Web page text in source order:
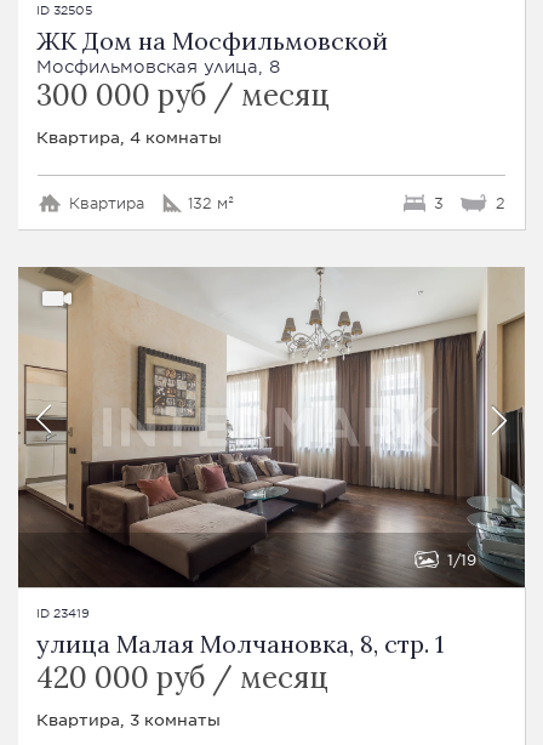
ID 32505
ЖК Дом на Мосфильмовской
Мосфильмовская улица, 8
300 000 руб / месяц
Квартира, 4 комнаты
Квартира 132 м² 3 2
1 19
ID 23419
улица Малая Молчановка, 8, стр. 1
420 000 руб / месяц
Квартира, 3 комнаты